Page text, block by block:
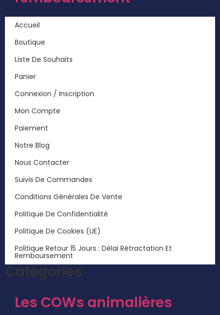
Accueil
Boutique
Liste De Souhaits
Panier
Connexion / Inscription
Mon Compte
Paiement
Notre Blog
Nous Contacter
Suivis De Commandes
Conditions Générales De Vente
Politique De Confidentialité
Politique De Cookies (UE)
Politique Retour 15 Jours : Délai Rétractation Et
Remboursement
Catégories
Les COWs animalières